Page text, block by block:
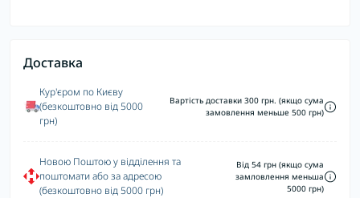
Доставка
Кур'єром по Києву
(безкоштовно від 5000
грн)
Вартість доставки 300 грн. (якщо сума
замовлення меньше 500 грн)
Новою Поштою у відділення та
поштомати або за адресою
(безкоштовно від 5000 грн)
Від 54 грн (якщо сума
замловлення меньша
5000 грн)